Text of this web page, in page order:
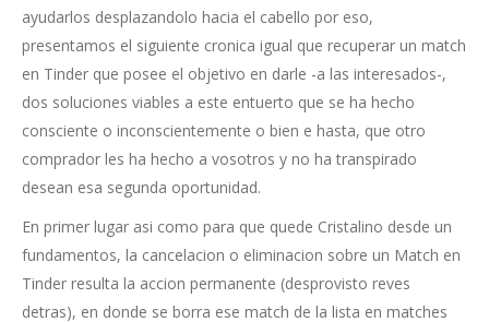
ayudarlos desplazandolo hacia el cabello por eso,
presentamos el siguiente cronica igual que recuperar un match
en Tinder que posee el objetivo en darle -a las interesados-,
dos soluciones viables a este entuerto que se ha hecho
consciente o inconscientemente o bien e hasta, que otro
comprador les ha hecho a vosotros y no ha transpirado
desean esa segunda oportunidad.
En primer lugar asi­ como para que quede Cristalino desde un
fundamentos, la cancelacion o eliminacion sobre un Match en
Tinder resulta la accion permanente (desprovisto reves
detras), en donde se borra ese match de la lista en matches